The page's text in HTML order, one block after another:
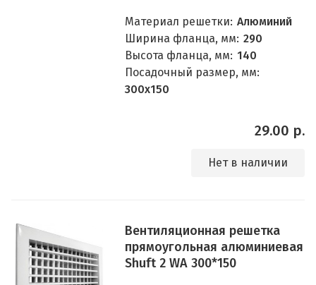
Материал решетки: Алюминий
Ширина фланца, мм: 290
Высота фланца, мм: 140
Посадочный размер, мм:
300x150
29.00 р.
Нет в наличии
Вентиляционная решетка
прямоугольная алюминиевая
Shuft 2 WA 300*150